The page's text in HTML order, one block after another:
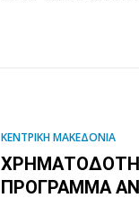
ΚΕΝΤΡΙΚΗ ΜΑΚΕΔΟΝΙΑ
ΠΡΌΓΡΑΜΜΑ